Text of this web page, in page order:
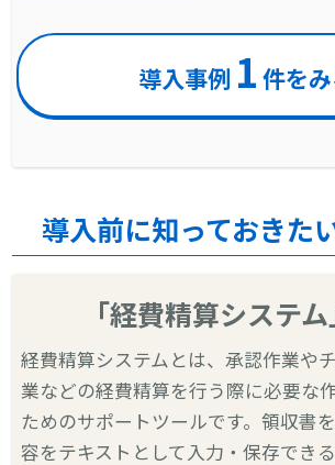
導入事例 1 件を
導入前に知っておきた
「経費精算システ
経費精算システムとは、承認作業や
業などの経費精算を行う際に必要な
ためのサポートツールです。領収書
容をテキストとして入力・保存でき